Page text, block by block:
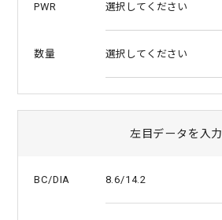
PWR
数量
左目データを入力
BC/DIA 8.6/14.2